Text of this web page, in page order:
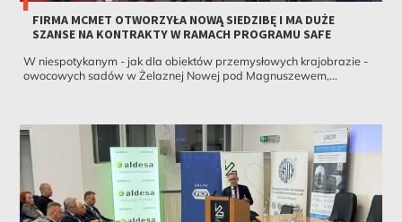
FIRMA MCMET OTWORZYŁA NOWĄ SIEDZIBĘ I MA DUŻE
SZANSE NA KONTRAKTY W RAMACH PROGRAMU SAFE
W niespotykanym - jak dla obiektów przemysłowych krajobrazie -
owocowych sadów w Żelaznej Nowej pod Magnuszewem,...